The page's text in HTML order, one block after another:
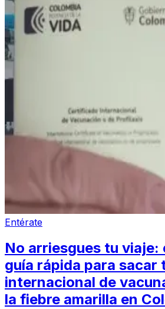
Entérate
No arriesgues tu viaje:
guía rápida para
internacional de
la fiebre amarilla en